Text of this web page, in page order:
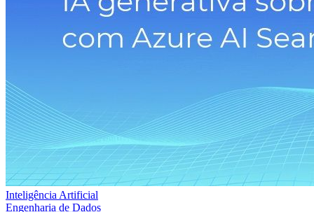
Inteligência Artificial
Engenharia de Dados